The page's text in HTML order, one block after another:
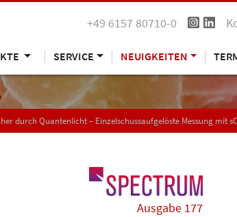
+49 6157 80710-0
SERVICE NEUIGKEITEN
durch Quantenlicht – Einzelschussaufgelöste Messung mit
Ausgabe 177